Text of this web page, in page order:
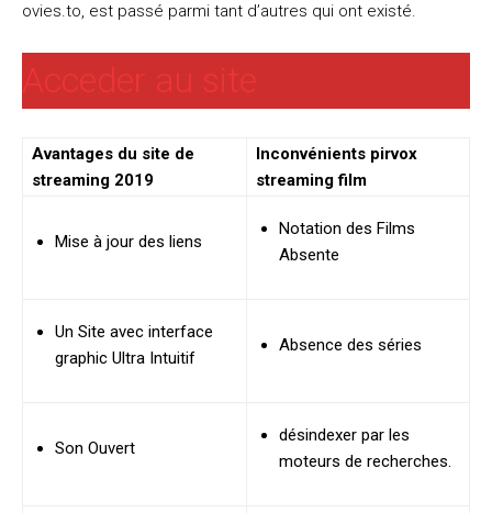
ovies.to, est passé parmi tant d’autres qui ont existé.
Acceder au site
Avantages du site de
streaming 2019
Inconvénients pirvox
streaming film
Mise à jour des liens
Notation des Films
Absente
Un Site avec interface
graphic Ultra Intuitif
Absence des séries
Son Ouvert
désindexer par les
moteurs de recherches.